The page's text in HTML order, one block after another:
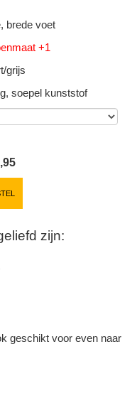
brede voet
+1
grijs
soepel kunststof
zijn:
geschikt voor even naar